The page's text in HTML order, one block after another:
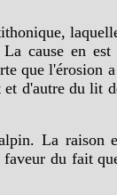
cause en
que l'érosion
d'autre du lit
La raison
du fait